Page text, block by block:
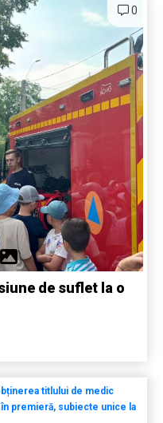
0
de suflet la o
titlului de medic
premieră, subiecte unice la